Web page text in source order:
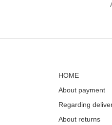
HOME
About payment
Regarding
About returns